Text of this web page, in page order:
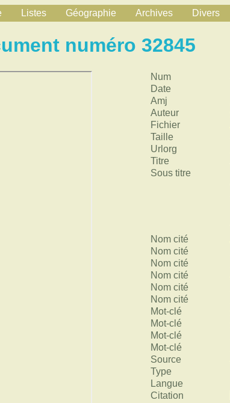
Listes Géographie Archives Divers
numéro 32845
Num
Date
Amj
Auteur
Fichier
Taille
Urlorg
Titre
Sous titre
Nom cité
Nom cité
Nom cité
Nom cité
Nom cité
Nom cité
Mot-clé
Mot-clé
Mot-clé
Mot-clé
Source
Type
Langue
Citation